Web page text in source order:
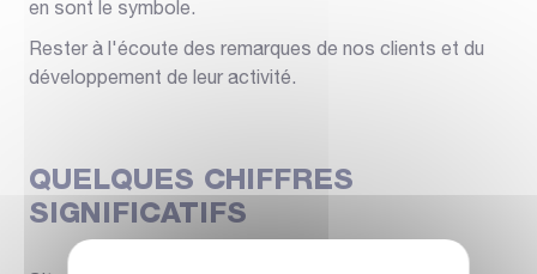
en sont le symbole.
Rester à l'écoute des remarques de nos clients et du
développement de leur activité.
QUELQUES CHIFFRES
SIGNIFICATIFS